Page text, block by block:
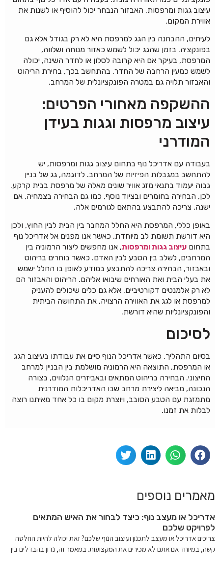
עיצוב גגות ומרפסות, האבזור הנבחר יכול להוסיף או לשנות את
אווירת המקום.
לעיתים, ההבחנה בין הגג למרפסת היא לא רק בגודל אלא גם
בפונקציה. בזמן שהגג יכול לשמש כאזור מנוחה ושלווה,
המרפסת, בעיקר אם היא קרובה לסלון או לחדר השינה, יכולה
לשמש כמעין הרחבה של החדר. בהתחשב בכך, בחירת הריהוט
והאבזור תלויה גם במטרה הפונקציונלית של המרחב.
ההשקפה מאחורי הפרטים:
עיצוב מרפסות וגגות בעידן
המודרני
בעבודה עם אדריכל נוף בתחום עיצוב גגות ומרפסות, יש
להתחשב במגבלות הפיזיות של המרחב. לדוגמה, גג של בניין
גבוה יעמוד בתנאי מזג אוויר שונים מאלה של מרפסת בבית קרקע.
לכן, הבחירה בחומרים ובציוד נוסף, כמו גם הבחירה בצמחיה, אם
ישנה, צריכה להתבצע בהתאם לגורמים אלה.
באופן כללי, המרפסת היא החלל המחבר בין הבית לבין החוץ, ולכן
היא דורשת תשומת לב מיוחדת. כאשר אנו מפנים אל אדריכל נוף
בתחום עיצוב גגות ומרפסות, אנו מחפשים ליצור הרמוניה בין
המרחבים, לשלב בין הטבע לבין האדם. כאשר בוחרים בריהוט
ובאבזור, הבחירה צריכה להתבצע במודע לאופן בו החלל ישמש
את בעלי הבית ואת האורחים שיבואו אליהם. הריהוט והאבזור הם
לא רק אלמנטים דקורטיביים, אלא גם כלים שיכולים להעניק
למרפסת או לגג את האווירה הרצויה, את התחושה הביתית
והפונקציונליות שהיא דורשת.
לסיכום
בסיום התהליך, כאשר אדריכל הנוף סיים את עבודתו בעיצוב הגג
או המרפסת, התוצאה היא הרמוניה מושלמת בין הבניין למרחב
החיצוני. הבחירה בריהוט המתאים ובאביזרים הנלווים, בצורה
הנכונה, מביאה ליצירת מרחב שבו האדריכלות המודרנית
מתמזגת עם הטבע הסובב, ויוצרת מקום בו כל אחד מאיתנו רוצה
לבלות את זמנו.
מאמרים נוספים
אדריכל או מעצב נוף: כיצד לבחור את האיש המתאים
לפרויקט שלכם
צריכים אדריכל או מעצב לתכנון ועיצוב הנוף שלכם? זאת יכולה להיות החלטה
קשה, במיוחד אם אתם לא מכירים את המקצועות. במאמר זה, נדון בהבדלים בין